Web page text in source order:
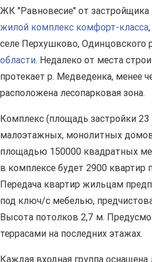
ЖК "Равновесие" от застройщика
жилой комплекс комфорт-класса
селе Перхушково, Одинцовского
области. Недалеко от места
протекает р. Медведенка, менее
расположена лесопарковая зона.
Комплекс (площадь застройки 23
малоэтажных, монолитных
площадью 150000 квадратных
в комплексе будет 2900
Передача квартир жильцам
под ключ/с мебелью,
Высота потолков 2,7 м.
террасами на последних этажах.
Каждая входная группа